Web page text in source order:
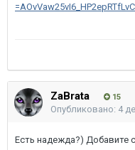
ZaBrata 15
Опубликовано: 4
Есть надежда?) Добавите